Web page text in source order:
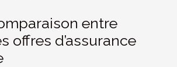
entre
offres d’assurance